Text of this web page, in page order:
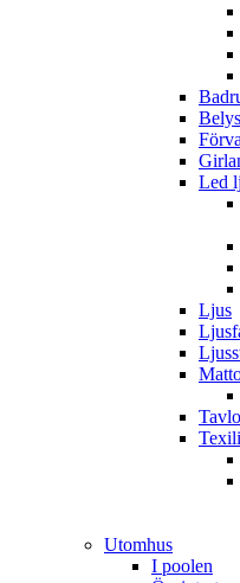
Led
Ljus
Utomhus
I poolen